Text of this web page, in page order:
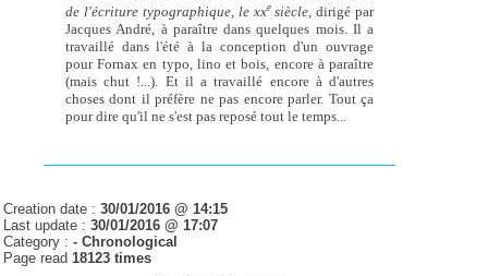
de l'écriture typographique, le xxesiècle, dirigé par
Jacques André, à paraître dans quelques mois. Il a
travaillé dans l'été à la conception d'un ouvrage
pour Fornax en typo, lino et bois, encore à paraître
(mais chut !...). Et il a travaillé encore à d'autres
choses dont il préfère ne pas encore parler. Tout ça
pour dire qu'il ne s'est pas reposé tout le temps...
Creation date :30/01/2016 @ 14:15
Last update :30/01/2016 @ 17:07
Category :-Chronological
Page read18123 times